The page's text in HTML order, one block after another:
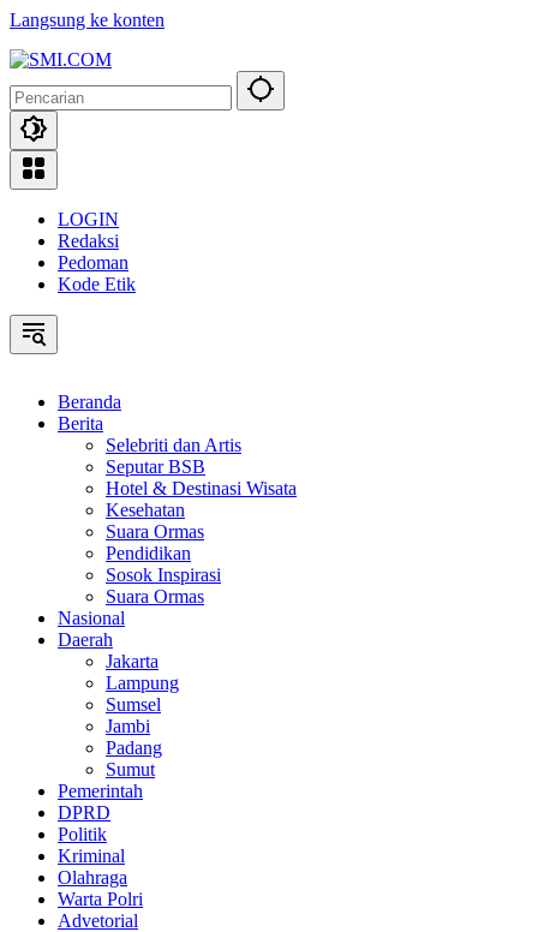
Langsung ke konten
LOGIN
Redaksi
Pedoman
Kode Etik
Beranda
Berita
Selebriti dan Artis
Seputar BSB
Hotel & Destinasi Wisata
Kesehatan
Suara Ormas
Pendidikan
Sosok Inspirasi
Suara Ormas
Nasional
Daerah
Jakarta
Lampung
Sumsel
Jambi
Padang
Sumut
Pemerintah
DPRD
Politik
Kriminal
Olahraga
Warta Polri
Advetorial